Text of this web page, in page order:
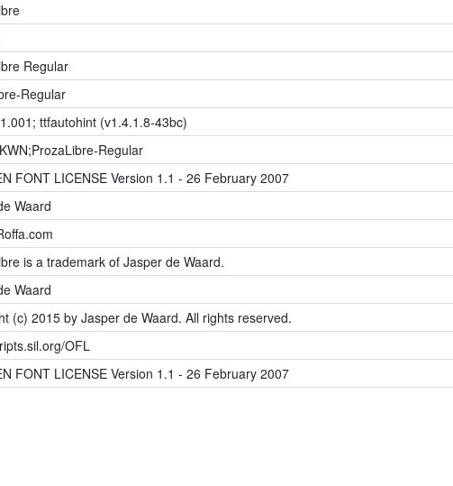
Regular
Regular
ttfautohint (v1.4.1.8-43bc)
Regular
FONT LICENSE Version 1.1 - 26 February 2007
Waard
is a trademark of Jasper de Waard.
Waard
(c) 2015 by Jasper de Waard. All rights reserved.
OFL
FONT LICENSE Version 1.1 - 26 February 2007